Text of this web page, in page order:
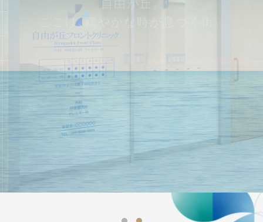
ここは、穏やかな時が息づく街。
事前にWEB問診をご入力頂くことでご来院いただ
いた際にスムーズに診療を行うことができます。
WEB問診をご入力頂いても予約は完了しません。
WEB予約
ご来院の際はWEBから事前のご予約にご協力をお
願いいたします。LINEからのご予約も可能ですの
で是非ご利用ください。
「自由が丘フロントクリニックでは、下記2つの方法で予
約が可能です。またWEB問診にも対応しております。当